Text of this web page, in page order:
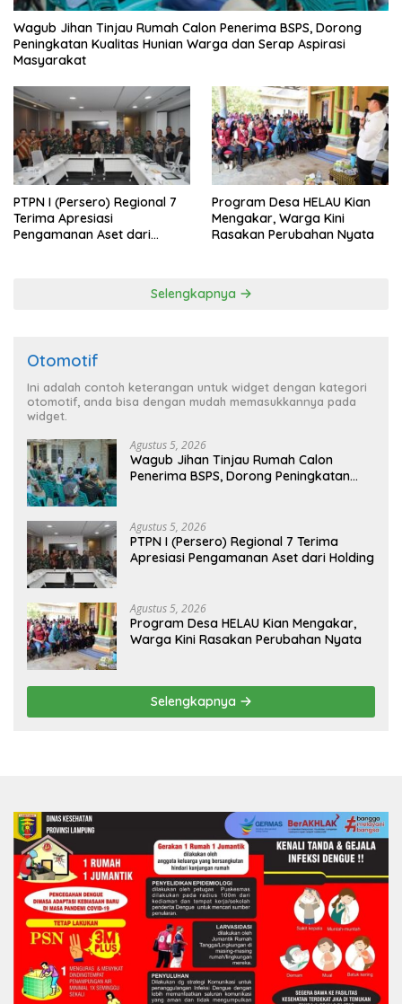
Wagub Jihan Tinjau Rumah Calon Penerima BSPS, Dorong
Peningkatan Kualitas Hunian Warga dan Serap Aspirasi
Masyarakat
PTPN I (Persero) Regional 7
Terima Apresiasi
Pengamanan Aset dari
Program Desa HELAU Kian
Mengakar, Warga Kini
Rasakan Perubahan Nyata
Selengkapnya
Otomotif
Ini adalah contoh keterangan untuk widget dengan kategori
otomotif, anda bisa dengan mudah memasukkannya pada
widget.
Agustus 5, 2026
Wagub Jihan Tinjau Rumah Calon
Penerima BSPS, Dorong Peningkatan
Agustus 5, 2026
PTPN I (Persero) Regional 7 Terima
Apresiasi Pengamanan Aset dari Holding
Agustus 5, 2026
Program Desa HELAU Kian Mengakar,
Warga Kini Rasakan Perubahan Nyata
Selengkapnya